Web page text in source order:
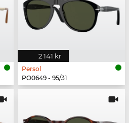
2 141 kr
Persol
PO0649 - 95/31